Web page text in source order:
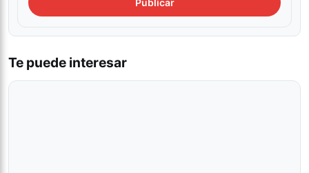
Te puede interesar